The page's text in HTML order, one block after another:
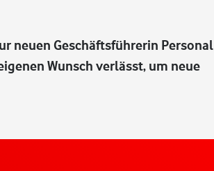
neuen Geschäftsführerin Personal
Wunsch verlässt, um neue